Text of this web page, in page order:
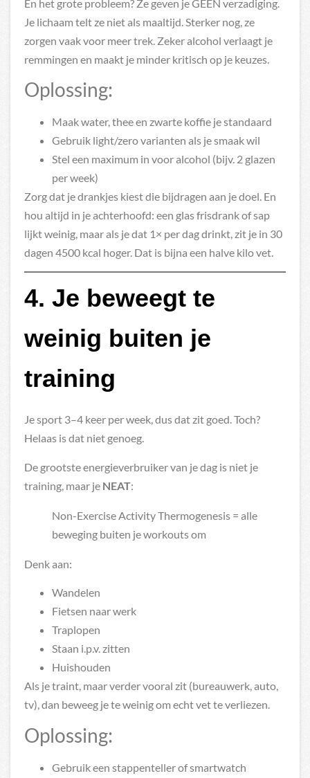
En het grote probleem? Ze geven je GEEN verzadiging.
Je lichaam telt ze niet als maaltijd. Sterker nog, ze
zorgen vaak voor meer trek. Zeker alcohol verlaagt je
remmingen en maakt je minder kritisch op je keuzes.
Oplossing:
Maak water, thee en zwarte koffie je standaard
Gebruik light/zero varianten als je smaak wil
Stel een maximum in voor alcohol (bijv. 2 glazen
per week)
Zorg dat je drankjes kiest die bijdragen aan je doel. En
hou altijd in je achterhoofd: een glas frisdrank of sap
lijkt weinig, maar als je dat 1× per dag drinkt, zit je in 30
dagen 4500 kcal hoger. Dat is bijna een halve kilo vet.
4. Je beweegt te
weinig buiten je
training
Je sport 3–4 keer per week, dus dat zit goed. Toch?
Helaas is dat niet genoeg.
De grootste energieverbruiker van je dag is niet je
training, maar je NEAT:
Non-Exercise Activity Thermogenesis = alle
beweging buiten je workouts om
Denk aan:
Wandelen
Fietsen naar werk
Traplopen
Staan i.p.v. zitten
Huishouden
Als je traint, maar verder vooral zit (bureauwerk, auto,
tv), dan beweeg je te weinig om echt vet te verliezen.
Oplossing:
Gebruik een stappenteller of smartwatch